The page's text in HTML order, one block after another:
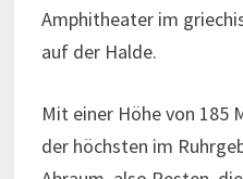
Amphitheater im
auf der Halde.
Mit einer Höhe von 185
der höchsten im